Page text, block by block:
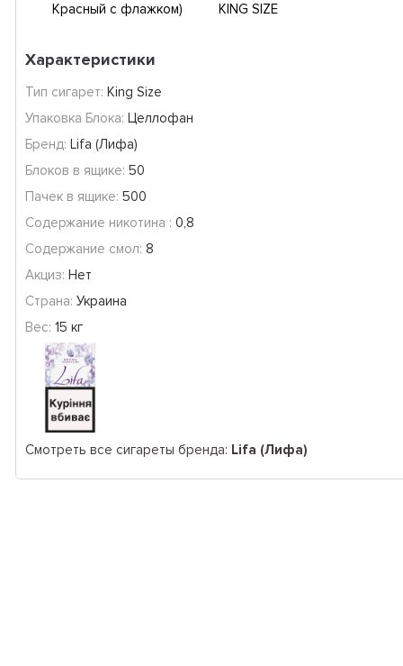
Красный c флажком)
KING SIZE
Характеристики
Тип сигарет: King Size
Упаковка Блока: Целлофан
Бренд: Lifa (Лифа)
Блоков в ящике: 50
Пачек в ящике: 500
Содержание никотина : 0,8
Содержание смол: 8
Акциз: Нет
Страна: Украина
Вес: 15 кг
Смотреть все сигареты бренда: Lifa (Лифа)